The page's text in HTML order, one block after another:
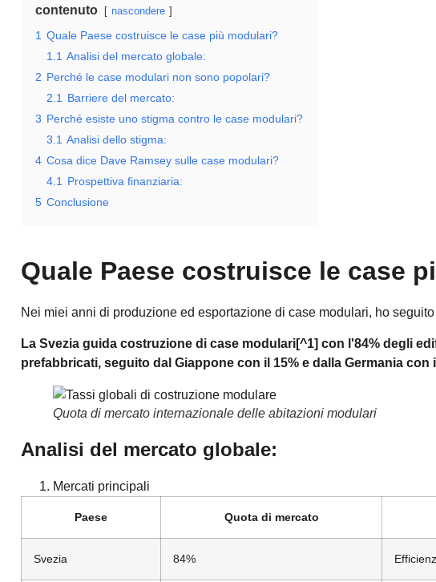
contenuto nascondere
1 Quale Paese costruisce le case più modulari?
1.1 Analisi del mercato globale:
2 Perché le case modulari non sono popolari?
2.1 Barriere del mercato:
3 Perché esiste uno stigma contro le case modulari?
3.1 Analisi dello stigma:
4 Cosa dice Dave Ramsey sulle case modulari?
4.1 Prospettiva finanziaria:
5 Conclusione
Quale Paese costruisce le case
Nei miei anni di produzione ed esportazione di case modulari, ho
La Svezia guida costruzione di case modulari[^1] con l'84% degli
prefabbricati, seguito dal Giappone con il 15% e dalla Germania con
Quota di mercato internazionale delle abitazioni modulari
Analisi del mercato globale:
Mercati principali
Paese Quota di mercato
Svezia 84%